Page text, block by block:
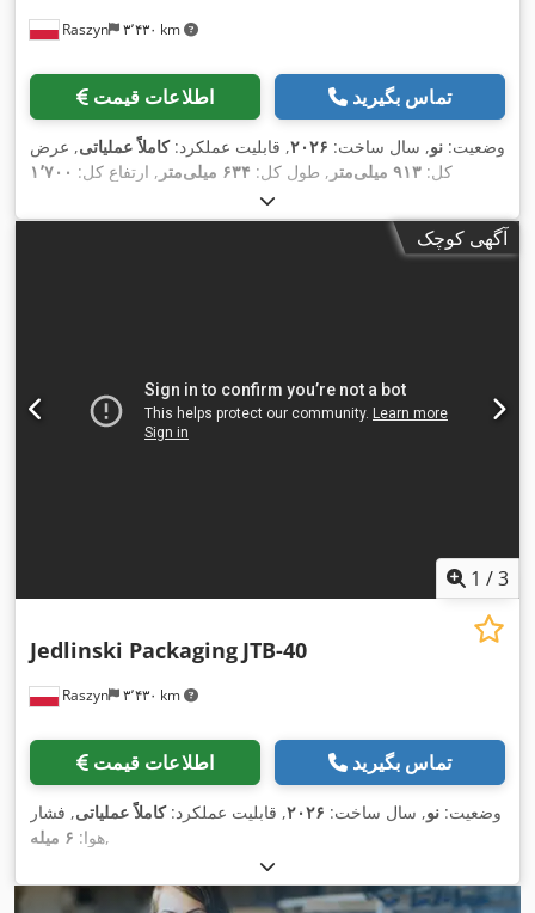
Raszyn ۳٬۴۳۰ km
اطلاعات قیمت تماس بگیرید
وضعیت: نو, سال ساخت: ۲۰۲۶, قابلیت عملکرد:کاملاً عملیاتی, عرض
کل: ۹۱۳ میلی‌متر , طول کل: ۶۳۴ میلی‌متر , ارتفاع کل: ۱٬۷۰۰
, اتصال هوای فشرده:
کل:۲۰۰ کیلوگرم , قدرت:۱٫۹ کیلووات (۲٫۵۸ اسب بخار)
, ولتاژ
آگهی کوچک
1 /3
Raszyn ۳٬۴۳۰ km
Jedlinski Packaging JTB-40
اطلاعات قیمت تماس بگیرید
وضعیت: نو, سال ساخت: ۲۰۲۶, قابلیت عملکرد:کاملاً عملیاتی, فشار
هوا: ۶ میله ,